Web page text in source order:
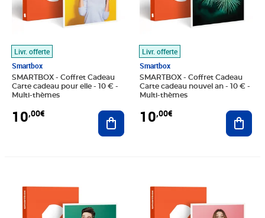
Livr. offerte
Smartbox
SMARTBOX - Coffret Cadeau
Carte cadeau pour elle - 10 € -
Multi-thèmes
10,00€ Ajouter au panier
Livr. offerte
Smartbox
SMARTBOX - Coffret Cadeau
Carte cadeau nouvel an - 10 € -
Multi-thèmes
10,00€